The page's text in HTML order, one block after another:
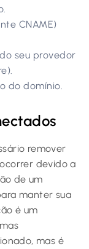
CNAME)
seu provedor
do domínio.
remover
devido a
de um
manter sua
é um
mas é